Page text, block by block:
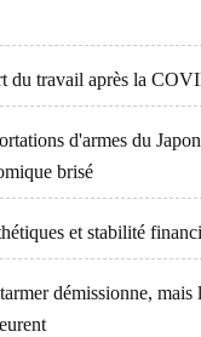
du travail après la
d'armes du
brisé
et stabilité
démissionne, mais